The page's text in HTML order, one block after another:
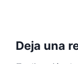
d
Deja una